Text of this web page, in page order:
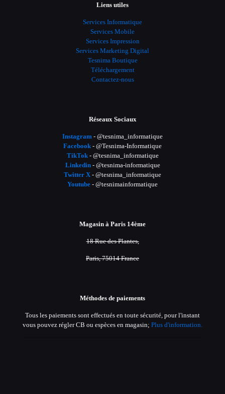
Liens utiles
Services Informatique
Services Mobile
Services Impression
Services Marketing Digital
Tesnima Boutique
Téléchargement
Contactez-nous
Réseaux Sociaux
Instagram - @tesnima_informatique
Facebook - @Tesnima-Informatique
TikTok- @tesnima_informatique
Linkedin- @tesnima-informatique
Twitter X - @tesnima_informatique
Youtube - @tesnimainformatique
Magasin à Paris 14ème
18 Rue des Plantes,
Paris, 75014 France
Méthodes de paiements
Tous les paiements sont effectués en toute sécurité, pour l'instant
vous pouvez régler CB ou espèces en magasin; Plus d'information.